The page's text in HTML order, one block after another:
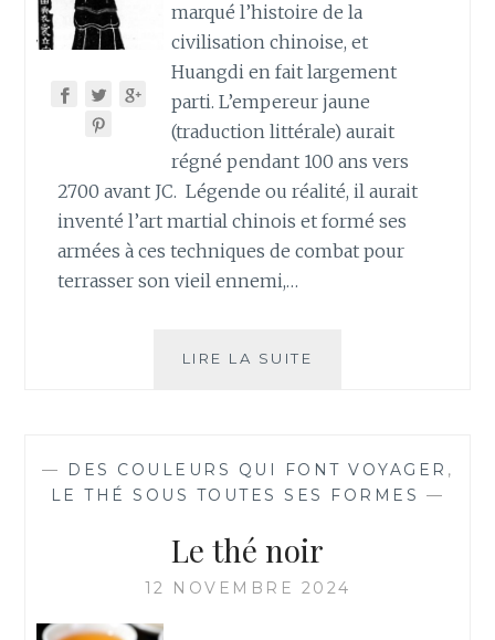
marqué l’histoire de la
civilisation chinoise, et
Huangdi en fait largement
parti. L’empereur jaune
(traduction littérale) aurait
régné pendant 100 ans vers
2700 avant JC. Légende ou réalité, il aurait
inventé l’art martial chinois et formé ses
armées à ces techniques de combat pour
terrasser son vieil ennemi,…
LIRE LA SUITE
DE
L’EMPEREUR
— DES COULEURS QUI FONT VOYAGER ,
LE THÉ SOUS TOUTES SES FORMES —
Le thé noir
12 NOVEMBRE 2024